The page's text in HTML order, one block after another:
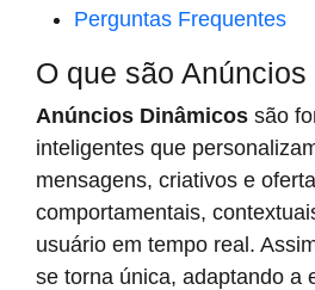
Perguntas Frequentes
O que são
Anúncios Dinâmicos são
inteligentes que
mensagens, criativos e
comportamentais,
usuário em tempo real.
se torna única, adaptando a